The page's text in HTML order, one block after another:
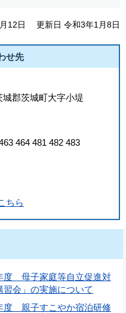
12日 更新日 令和3年1月8日
せ先
城郡茨城町大字小堤
464 481 482 483
ちら
度 母子家庭等自立促進対
会」の実施について
度 親子すこやか宿泊研修